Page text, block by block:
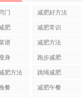
门 减肥好方法
肥
减肥常识
谱
减肥方法
身
跑步减肥
肥方法
跳绳减肥
餐
减肥午餐